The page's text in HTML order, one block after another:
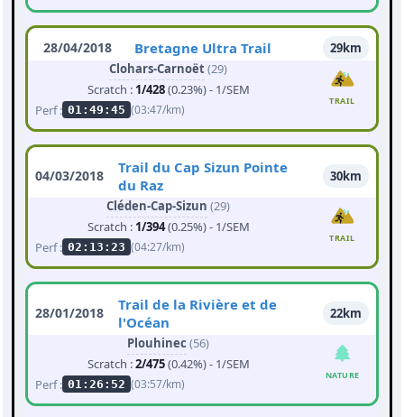
28/04/2018 Bretagne Ultra Trail
29km
Clohars-Carnoët(29)
Scratch : 1/428(0.23%) - 1/SEM
Perf : 01:49:45 (03:47/km)
TRAIL
04/03/2018
Trail du Cap Sizun Pointe
du Raz
30km
Cléden-Cap-Sizun (29)
Scratch : 1/394(0.25%) - 1/SEM
Perf : 02:13:23 (04:27/km)
TRAIL
28/01/2018
Trail de la Rivière et de
l'Océan
22km
Plouhinec (56)
Scratch :2/475(0.42%) - 1/SEM
Perf : 01:26:52 (03:57/km)
NATURE